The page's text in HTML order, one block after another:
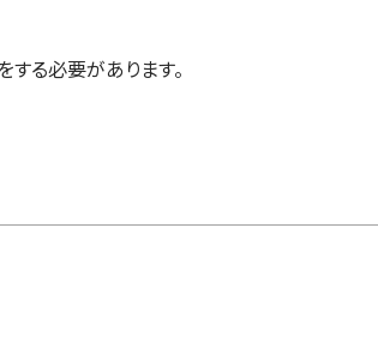
る必要があります。